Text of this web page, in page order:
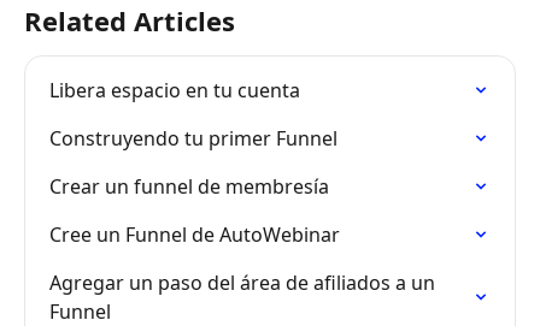
Related Articles
Libera espacio en tu cuenta
Construyendo tu primer Funnel
Crear un funnel de membresía
Cree un Funnel de AutoWebinar
Agregar un paso del área de afiliados a un
Funnel